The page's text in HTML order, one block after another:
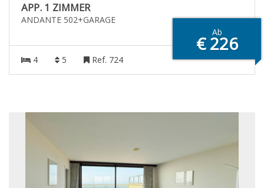
APP. 1 ZIMMER
ANDANTE 502+GARAGE
Ab
€ 226
4 5 Ref. 724